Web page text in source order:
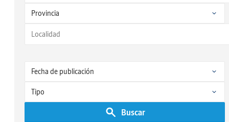
Buscar